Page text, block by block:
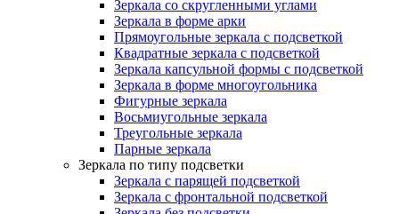
Зеркала со скругленными углами
Зеркала в форме арки
Прямоугольные зеркала с подсветкой
Квадратные зеркала с подсветкой
Зеркала капсульной формы с подсветкой
Зеркала в форме многоугольника
Фигурные зеркала
Восьмиугольные зеркала
Треугольные зеркала
Парные зеркала
Зеркала по типу подсветки
Зеркала с парящей подсветкой
Зеркала с фронтальной подсветкой